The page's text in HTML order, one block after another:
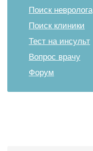
Поиск невролога
Поиск клиники
Тест на инсульт
Вопрос врачу
Форум